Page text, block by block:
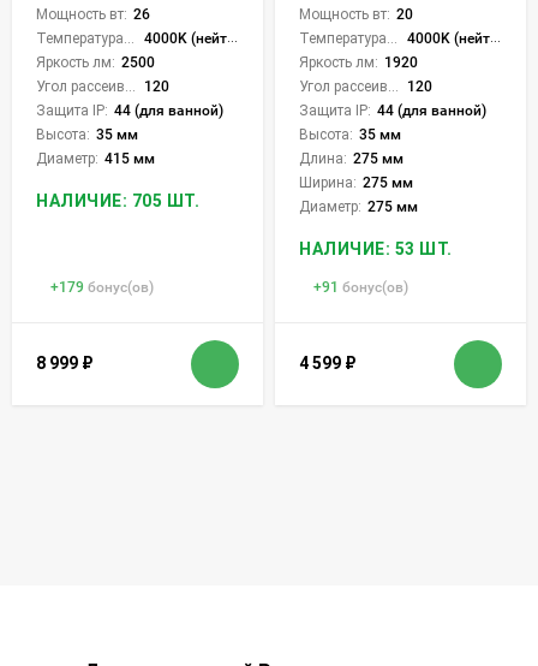
Мощность вт: 26
4000K (нейтральный)
Яркость лм: 2500
120
Защита IP: 44 (для ванной)
Высота: 35 мм
Диаметр: 415 мм
НАЛИЧИЕ: 705 ШТ.
+179 бонус(ов)
8 999 ₽
Мощность вт: 20
4000K (нейтральный)
Яркость лм: 1920
120
Защита IP: 44 (для ванной)
Высота: 35 мм
Длина: 275 мм
Ширина: 275 мм
Диаметр: 275 мм
НАЛИЧИЕ: 53 ШТ.
+91 бонус(ов)
4 599 ₽